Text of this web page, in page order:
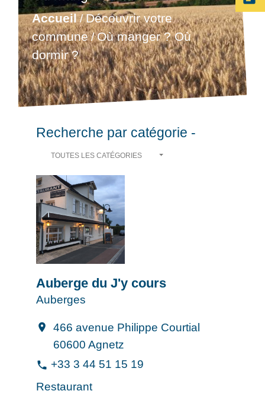
Accueil/Découvrir votre
commune/Où manger ? Où
dormir ?
Recherche par catégorie -
TOUTES LES CATÉGORIES
Auberge du J'y cours
Auberges
location_on
466 avenue Philippe Courtial
60600 Agnetz
phone +33 3 44 51 15 19
Restaurant